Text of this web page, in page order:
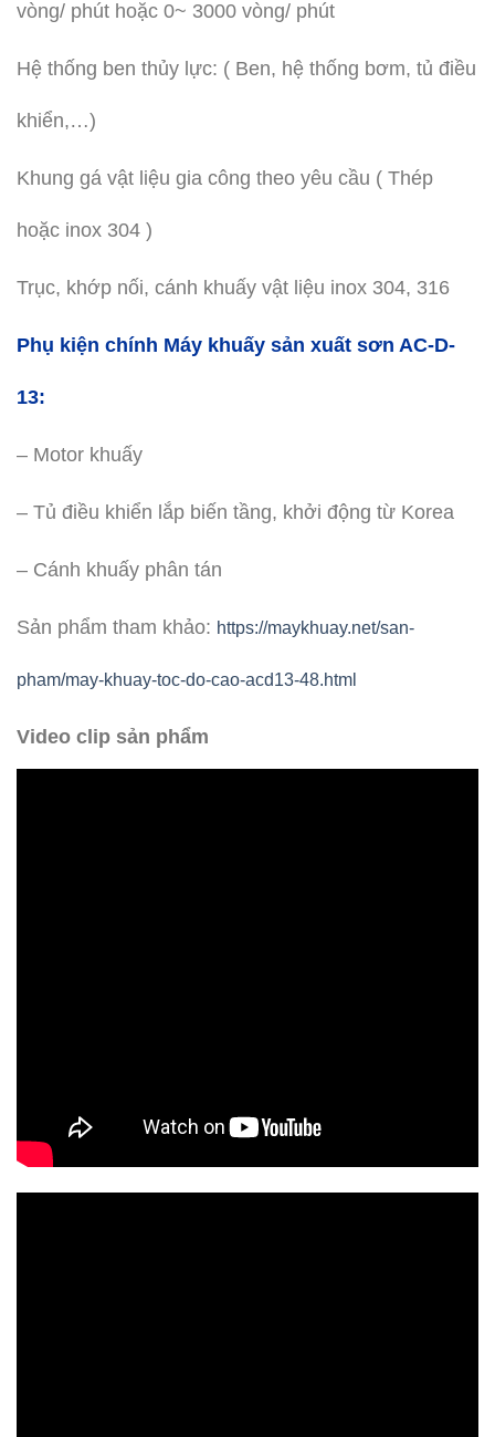
vòng/ phút hoặc 0~ 3000 vòng/ phút
Hệ thống ben thủy lực: ( Ben, hệ thống bơm, tủ điều
khiển,…)
Khung gá vật liệu gia công theo yêu cầu ( Thép
hoặc inox 304 )
Trục, khớp nối, cánh khuấy vật liệu inox 304, 316
Phụ kiện chính Máy khuấy sản xuất sơn AC-D-
13:
– Motor khuấy
– Tủ điều khiển lắp biến tầng, khởi động từ Korea
– Cánh khuấy phân tán
Sản phẩm tham khảo: https://maykhuay.net/san-
pham/may-khuay-toc-do-cao-acd13-48.html
Video clip sản phẩm